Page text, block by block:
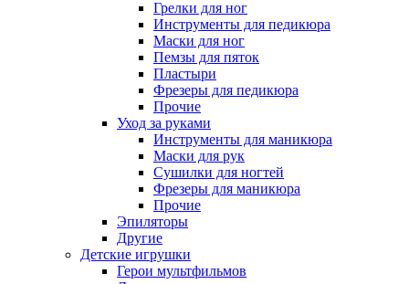
Грелки для ног
Инструменты для педикюра
Маски для ног
Пемзы для пяток
Пластыри
Фрезеры для педикюра
Прочие
Уход за руками
Инструменты для маникюра
Маски для рук
Сушилки для ногтей
Фрезеры для маникюра
Прочие
Эпиляторы
Другие
Детские игрушки
Герои мультфильмов